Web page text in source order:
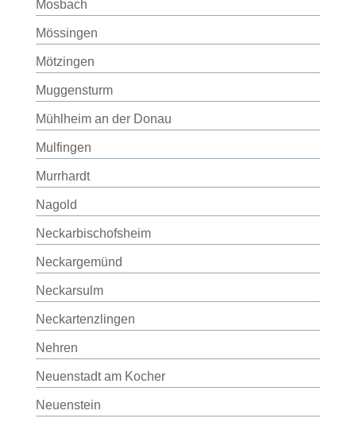
Mosbach
Mössingen
Mötzingen
Muggensturm
Mühlheim an der Donau
Mulfingen
Murrhardt
Nagold
Neckarbischofsheim
Neckargemünd
Neckarsulm
Neckartenzlingen
Nehren
Neuenstadt am Kocher
Neuenstein